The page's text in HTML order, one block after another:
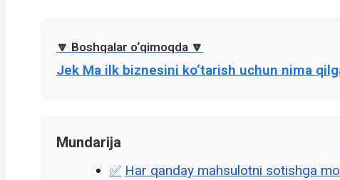
Jek Ma ilk biznesini ko‘tarish uchun nima
Mundarija
Har qanday mahsulotni sotishga